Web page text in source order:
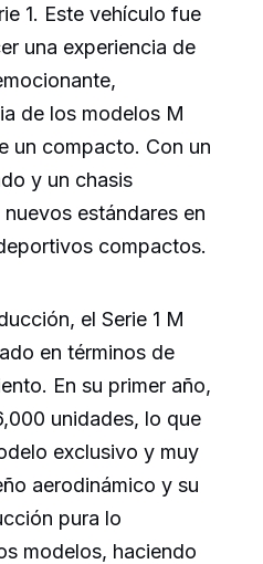
1. Este vehículo fue
una experiencia de
de los modelos M
un compacto. Con un
y un chasis
estándares en
compactos.
el Serie 1 M
en términos de
En su primer año,
unidades, lo que
exclusivo y muy
aerodinámico y su
pura lo
modelos, haciendo